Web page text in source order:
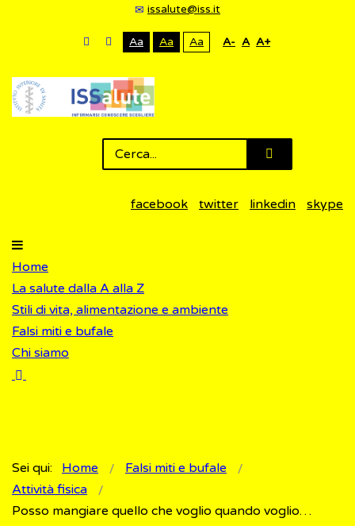
issalute@iss.it
Aa Aa Aa A- A A+
facebook twitter linkedin skype
Home
La salute dalla A alla Z
Stili di vita, alimentazione e ambiente
Falsi miti e bufale
Chi siamo
Sei qui: Home
Falsi miti e bufale
Attività fisica
Posso mangiare quello che voglio quando voglio…